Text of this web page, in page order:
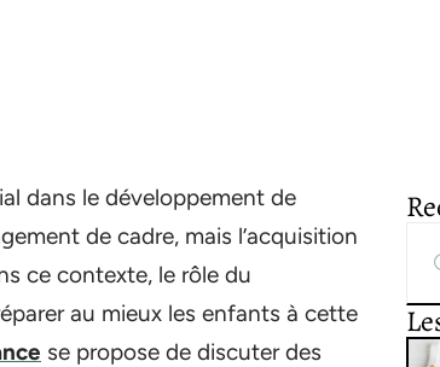
dans le développement de
de cadre, mais l’acquisition
ce contexte, le rôle du
au mieux les enfants à cette
se propose de discuter des